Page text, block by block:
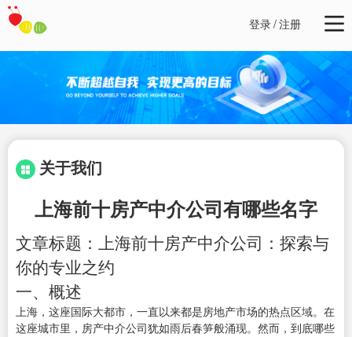
登录/注册
关于我们
上海前十房产中介公司有哪些名字
文章标题：上海前十房产中介公司：探索与
你的专业之约
一、概述
上海，这座国际大都市，一直以来都是房地产市场的热点区域。在
这座城市里，房产中介公司犹如雨后春笋般涌现。然而，到底哪些